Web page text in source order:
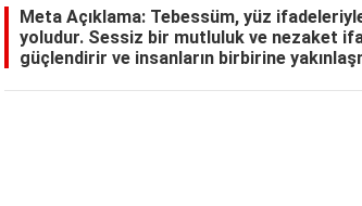
Meta Açıklama: Tebessüm, yüz
yoludur. Sessiz bir mutluluk ve nezaket
güçlendirir ve insanların birbirine